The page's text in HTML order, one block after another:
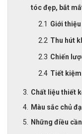
tóc đẹp, bắt
Giới
Thu hút
Chiến
Tiết
Chất liệu thiết
Màu sắc chủ
Những điều